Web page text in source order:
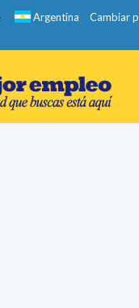
Argentina Cambiar